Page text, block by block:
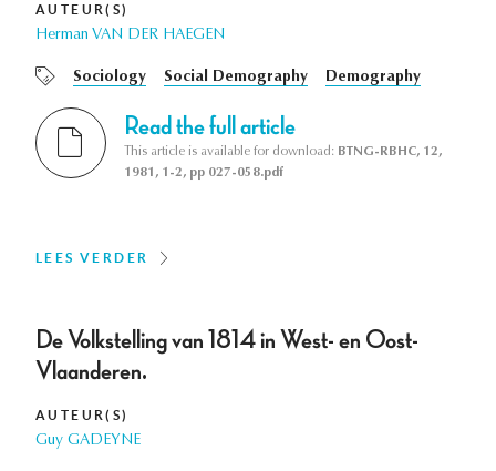
AUTEUR(S)
Herman VAN DER HAEGEN
Sociology Social Demography Demography
Read the full article
This article is available for download: BTNG-RBHC, 12,
1981, 1-2, pp 027-058.pdf
LEES VERDER
De Volkstelling van 1814 in West- en Oost-
Vlaanderen.
AUTEUR(S)
Guy GADEYNE